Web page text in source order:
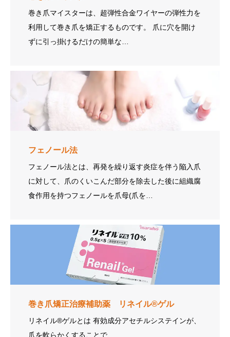
巻き爪マイスターは、超弾性合金ワイヤーの弾性力を
利用して巻き爪を矯正するものです。 爪に穴を開け
ずに引っ掛けるだけの簡単な…
フェノール法
フェノール法とは、再発を繰り返す炎症を伴う陥入爪
に対して、爪のくいこんだ部分を除去した後に組織腐
食作用を持つフェノールを爪母(爪を…
巻き爪矯正治療補助薬 リネイル®ゲル
リネイル®ゲルとは 有効成分アセチルシステインが、
爪を軟らかくすることで、…